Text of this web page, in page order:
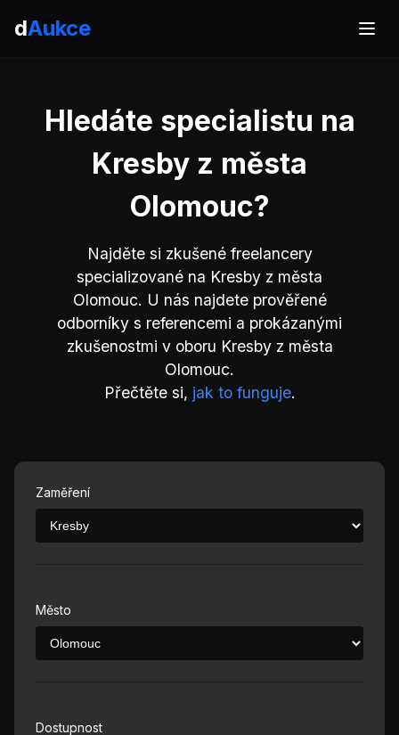
dAukce
Hledáte specialistu na
Kresby z města
Olomouc?
Najděte si zkušené freelancery
specializované na Kresby z města
Olomouc. U nás najdete prověřené
odborníky s referencemi a prokázanými
zkušenostmi v oboru Kresby z města
Olomouc.
Přečtěte si, jak to funguje.
Zaměření
Město
Dostupnost